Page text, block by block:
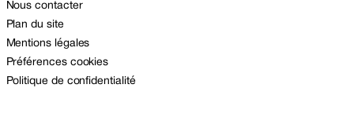
Nous contacter
Plan du site
Mentions légales
Préférences cookies
Politique de confidentialité